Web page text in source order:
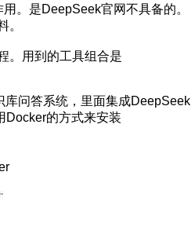
。是DeepSeek官网不具备的。
。
。用到的工具组合是
库问答系统，里面集成DeepSeek
Docker的方式来安装